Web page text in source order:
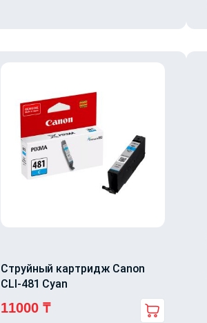
Струйный картридж Canon
CLI-481 Cyan
11000 ₸